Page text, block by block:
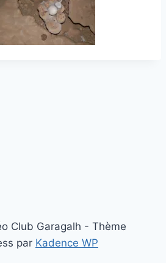
Club Garagalh - Thème
par Kadence WP